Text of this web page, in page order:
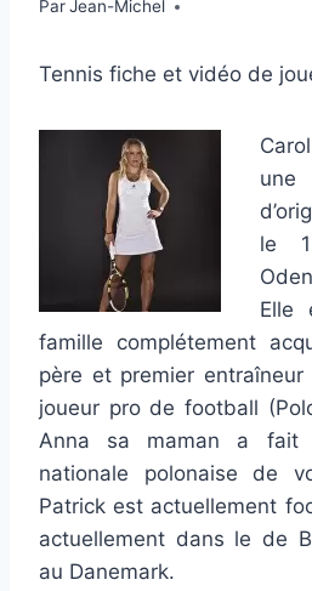
ParJean-Michel
9 septembre 2010
Tennis fiche et vidéo de
une
le
Elle
famille complétement
père et premier
joueur pro de football
Anna sa maman a fait
nationale polonaise de
Patrick est actuellement
actuellement dans le de
au Danemark.